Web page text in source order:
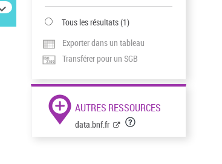
Tous les résultats(1)
Exporter dans un tableau
Transférer pour un SGB
AUTRES RESSOURCES
data.bnf.fr